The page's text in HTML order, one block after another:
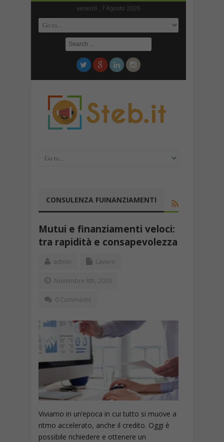
venerdì , 7 Agosto 2026
CONSULENZA FUINANZIAMENTI
Mutui e finanziamenti veloci:
tra rapidità e consapevolezza
admin Lavoro
Novembre 8th, 2025
0 Comments
Viviamo in un’epoca in cui tutto si muove a
ritmo accelerato, anche il credito. Oggi è
possibile richiedere e ottenere un